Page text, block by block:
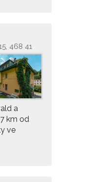
468 41
a
km od
ve